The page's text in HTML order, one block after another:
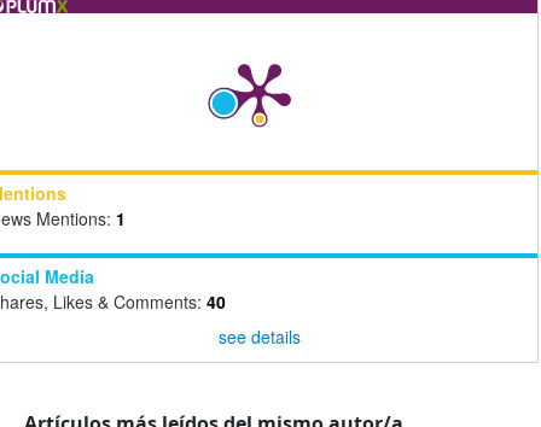
Mentions: 1
Media
Likes & Comments: 40
see details